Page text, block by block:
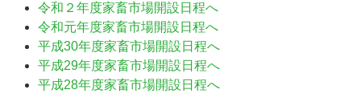
令和２年度家畜市場開設日程へ
令和元年度家畜市場開設日程へ
平成30年度家畜市場開設日程へ
平成29年度家畜市場開設日程へ
平成28年度家畜市場開設日程へ